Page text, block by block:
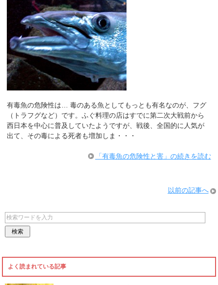
有毒魚の危険性は… 毒のある魚としてもっとも有名なのが、フグ
（トラフグなど）です。ふぐ料理の店はすでに第二次大戦前から
西日本を中心に普及していたようですが、戦後、全国的に人気が
出て、その毒による死者も増加しま・・・
「有毒魚の危険性と害」の続きを読む
以前の記事へ
よく読まれている記事